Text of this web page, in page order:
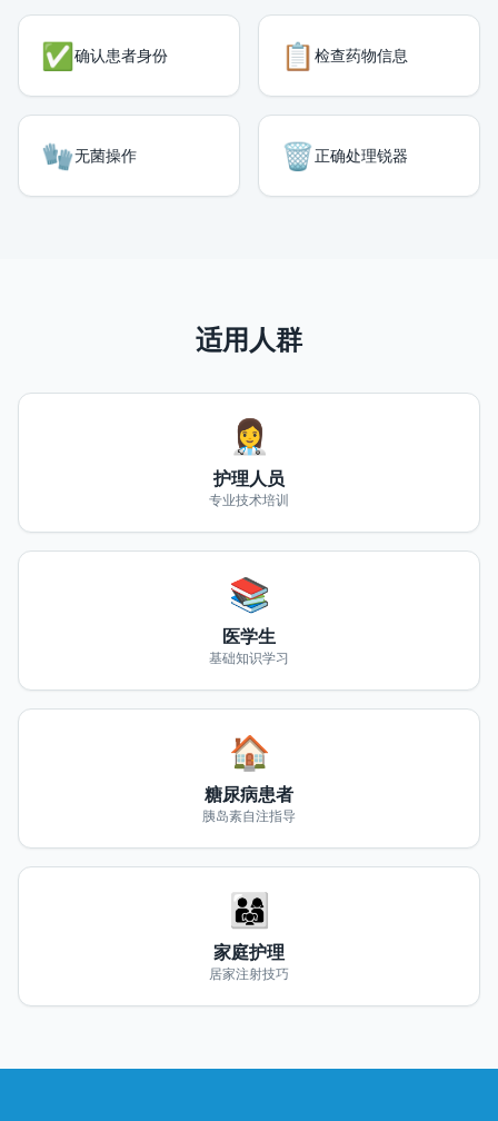
✅确认患者身份 📋 检查药物信息
🧤无菌操作 🗑️正确处理锐器
适用人群
👩‍⚕️
护理人员
专业技术培训
📚
医学生
基础知识学习
🏠
糖尿病患者
胰岛素自注指导
👨‍👩‍👧
家庭护理
居家注射技巧